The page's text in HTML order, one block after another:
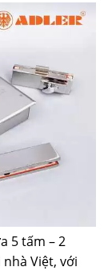
5 tấm – 2
Việt, với